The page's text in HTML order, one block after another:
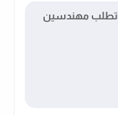
تطلب مهندسين